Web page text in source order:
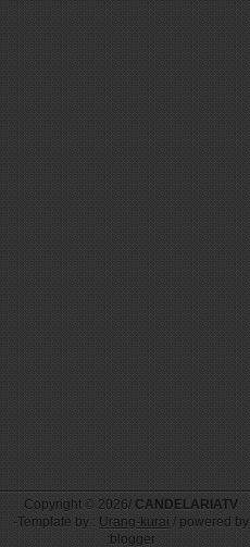
Copyright © 2026/CANDELARIATV
-Template by : Urang-kurai / powered by
:blogger